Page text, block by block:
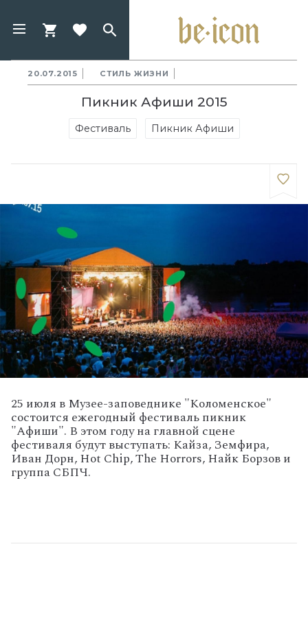
20.07.2015 СТИЛЬ ЖИЗНИ
Пикник Афиши 2015
Фестиваль Пикник Афиши
25 июля в Музее-заповеднике "Коломенское"
состоится ежегодный фестиваль пикник
"Афиши". В этом году на главной сцене
фестиваля будут выступать: Кайза, Земфира,
Иван Дорн, Hot Chip, The Horrors, Найк Борзов и
группа СБПЧ.